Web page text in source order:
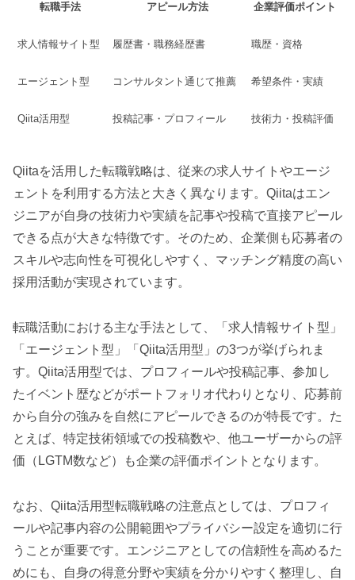
転職手法 アピール方法 企業評価ポイント
求人情報サイト型 履歴書・職務経歴書 職歴・資格
エージェント型 コンサルタント通じて推薦 希望条件・実績
Qiita活用型 投稿記事・プロフィール 技術力・投稿評価
Qiitaを活用した転職戦略は、従来の求人サイトやエージ
ェントを利用する方法と大きく異なります。Qiitaはエン
ジニアが自身の技術力や実績を記事や投稿で直接アピール
できる点が大きな特徴です。そのため、企業側も応募者の
スキルや志向性を可視化しやすく、マッチング精度の高い
採用活動が実現されています。
転職活動における主な手法として、「求人情報サイト型」
「エージェント型」「Qiita活用型」の3つが挙げられま
す。Qiita活用型では、プロフィールや投稿記事、参加し
たイベント歴などがポートフォリオ代わりとなり、応募前
から自分の強みを自然にアピールできるのが特長です。た
とえば、特定技術領域での投稿数や、他ユーザーからの評
価（LGTM数など）も企業の評価ポイントとなります。
なお、Qiita活用型転職戦略の注意点としては、プロフィ
ールや記事内容の公開範囲やプライバシー設定を適切に行
うことが重要です。エンジニアとしての信頼性を高めるた
めにも、自身の得意分野や実績を分かりやすく整理し、自